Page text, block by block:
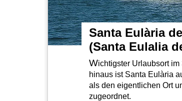
Santa Eulària
(Santa Eulalia
Wichtigster Urlaubsort
hinaus ist Santa Eulària
als den eigentlichen Ort
zugeordnet.